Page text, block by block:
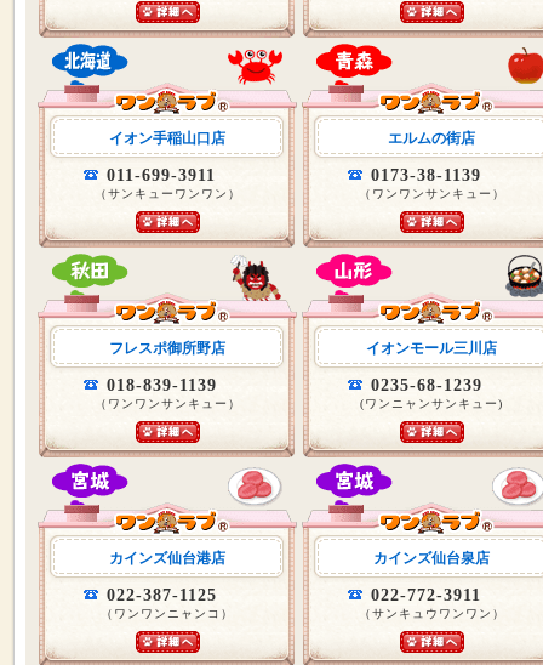
イオン手稲山口店
011-699-3911
（サンキューワンワン）
エルムの街店
0173-38-1139
（ワンワンサンキュー）
フレスポ御所野店
018-839-1139
（ワンワンサンキュー）
イオンモール三川店
0235-68-1239
(ワンニャンサンキュー)
カインズ仙台港店
022-387-1125
（ワンワンニャンコ）
カインズ仙台泉店
022-772-3911
（サンキュウワンワン）